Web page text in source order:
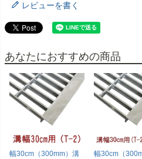
レビューを書く
あなたにおすすめの商品
幅30cm（300mm）溝
幅30cm（